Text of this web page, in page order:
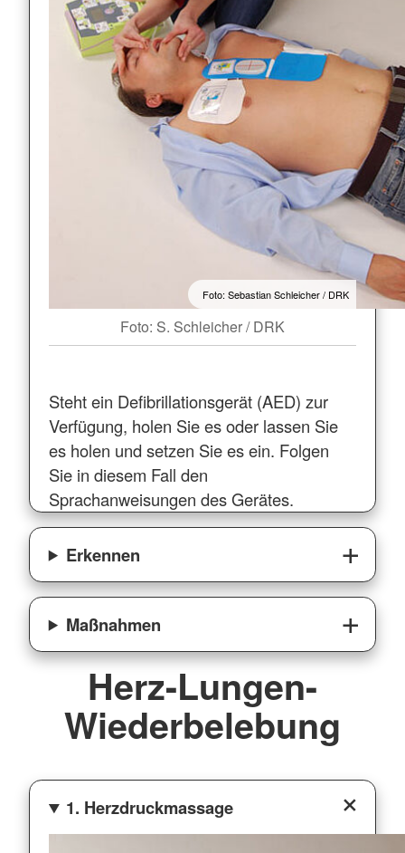
Foto: Sebastian Schleicher / DRK
Foto: S. Schleicher / DRK
Steht ein Defibrillationsgerät (AED) zur
Verfügung, holen Sie es oder lassen Sie
es holen und setzen Sie es ein. Folgen
Sie in diesem Fall den
Sprachanweisungen des Gerätes.
Erkennen
Maßnahmen
Herz-Lungen-
Wiederbelebung
1. Herzdruckmassage